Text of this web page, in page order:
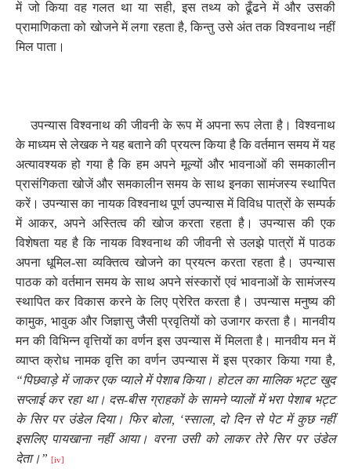
में जो किया वह गलत था या सही,इस तथ्य को ढूँढने में और उसकी
प्रामाणिकता को खोजने में लगा रहता है,किन्तु उसे अंत तक विश्वनाथ नहीं
मिल पाता।
उपन्यास विश्वनाथ की जीवनी के रूप में अपना रूप लेता है। विश्वनाथ
के माध्यम से लेखक ने यह बताने की प्रयत्न किया है कि वर्तमान समय में यह
अत्यावश्यक हो गया है कि हम अपने मूल्यों और भावनाओं की समकालीन
प्रासंगिकता खोजें और समकालीन समय के साथ इनका सामंजस्य स्थापित
करें। उपन्यास का नायक विश्वनाथ पूर्ण उपन्यास में विविध पात्रों के सम्पर्क
में आकर, अपने अस्तित्व की खोज करता रहता है। उपन्यास की एक
विशेषता यह है कि नायक विश्वनाथ की जीवनी से उलझे पात्रों में पाठक
अपना धूमिल-सा व्यक्तित्व खोजने का प्रयत्न करता रहता है। उपन्यास
पाठक को वर्तमान समय के साथ अपने संस्कारों एवं भावनाओं के सामंजस्य
स्थापित कर विकास करने के लिए प्रेरित करता है। उपन्यास मनुष्य की
कामुक, भावुक और जिज्ञासु जैसी प्रवृतियों को उजागर करता है। मानवीय
मन की विभिन्न वृत्तियों का वर्णन इस उपन्यास में मिलता है। मानवीय मन में
व्याप्त क्रोध नामक वृत्ति का वर्णन उपन्यास में इस प्रकार किया गया है,
“पिछवाड़े में जाकर एक प्याले में पेशाब किया। होटल का मालिक भट्ट खुद
सप्लाई कर रहा था। दस-बीस ग्राहकों के सामने प्यालों में भरा पेशाब भट्ट
के सिर पर उंडेल दिया। फिर बोला, ‘स्साला, दो दिन से पेट में कुछ नहीं
इसलिए पायखाना नहीं आया। वरना उसी को लाकर तेरे सिर पर उंडेल
देता।” [iv]